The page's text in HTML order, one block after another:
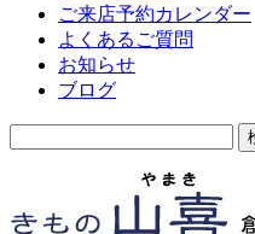
ご来店予約カレンダー
よくあるご質問
お知らせ
ブログ